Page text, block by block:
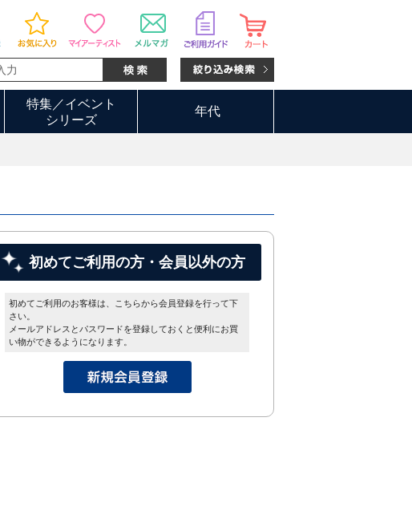
特集／イベント
シリーズ
年代
初めてご利用の方・会員以外の方
初めてご利用のお客様は、こちらから会員登録を行って下
さい。
メールアドレスとパスワードを登録しておくと便利にお買
い物ができるようになります。